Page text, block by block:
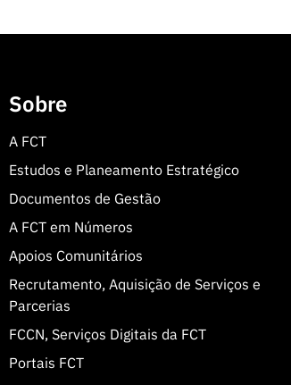
Sobre
A FCT
Estudos e Planeamento Estratégico
Documentos de Gestão
A FCT em Números
Apoios Comunitários
Recrutamento, Aquisição de Serviços e
Parcerias
FCCN, Serviços Digitais da FCT
Portais FCT